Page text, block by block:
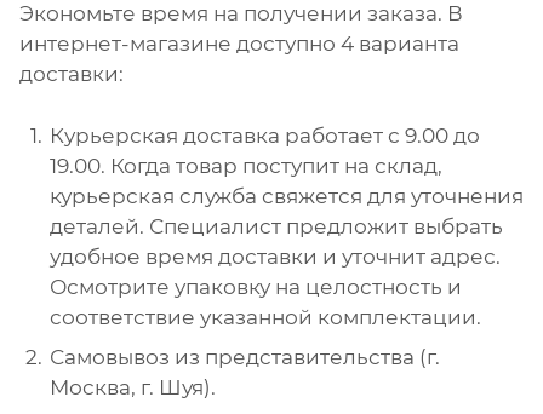
Экономьте время на получении заказа. В
интернет-магазине доступно 4 варианта
доставки:
Курьерская доставка работает с 9.00 до
19.00. Когда товар поступит на склад,
курьерская служба свяжется для уточнения
деталей. Специалист предложит выбрать
удобное время доставки и уточнит адрес.
Осмотрите упаковку на целостность и
соответствие указанной комплектации.
Самовывоз из представительства (г.
Москва, г. Шуя).